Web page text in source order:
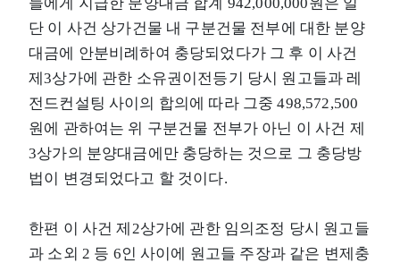
단 이 사건 상가건물 내 구분건물 전부에 대한 분양
대금에 안분비례하여 충당되었다가 그 후 이 사건
제3상가에 관한 소유권이전등기 당시 원고들과 레
전드컨설팅 사이의 합의에 따라 그중 498,572,500
원에 관하여는 위 구분건물 전부가 아닌 이 사건 제
3상가의 분양대금에만 충당하는 것으로 그 충당방
법이 변경되었다고 할 것이다.
한편 이 사건 제2상가에 관한 임의조정 당시 원고들
과 소외 2 등 6인 사이에 원고들 주장과 같은 변제충